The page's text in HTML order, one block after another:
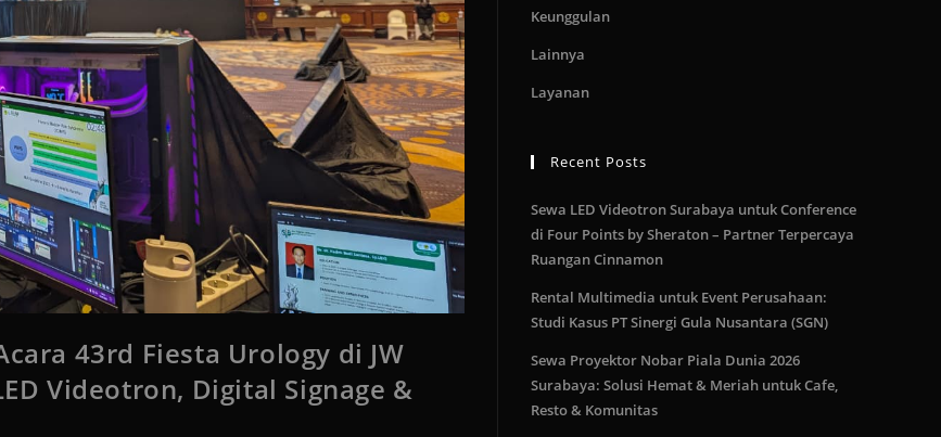
43rd Fiesta Urology di JW
Videotron, Digital Signage &
Keunggulan
Lainnya
Layanan
Recent Posts
Sewa LED Videotron Surabaya untuk Conference
di Four Points by Sheraton – Partner Terpercaya
Ruangan Cinnamon
Rental Multimedia untuk Event Perusahaan:
Studi Kasus PT Sinergi Gula Nusantara (SGN)
Sewa Proyektor Nobar Piala Dunia 2026
Surabaya: Solusi Hemat & Meriah untuk Cafe,
Resto & Komunitas